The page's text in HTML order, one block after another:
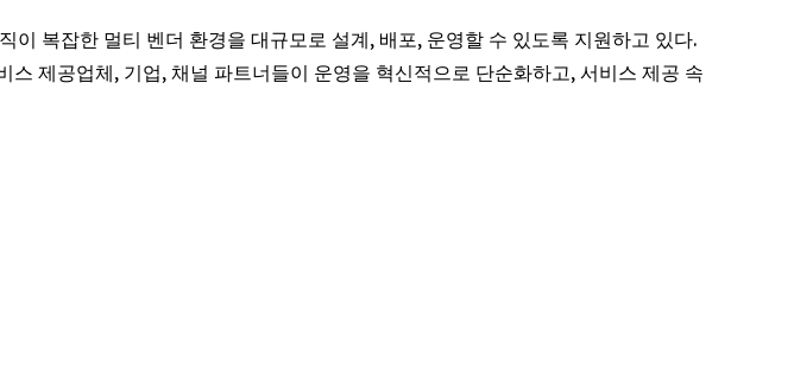
복잡한 멀티 벤더 환경을 대규모로 설계, 배포, 운영할 수 있도록 지원하고 있다.
제공업체, 기업, 채널 파트너들이 운영을 혁신적으로 단순화하고, 서비스 제공 속